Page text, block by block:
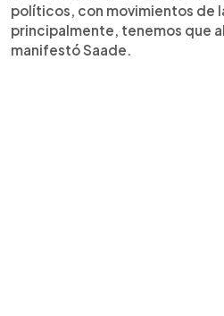
políticos, con movimientos de
principalmente, tenemos que
manifestó Saade.